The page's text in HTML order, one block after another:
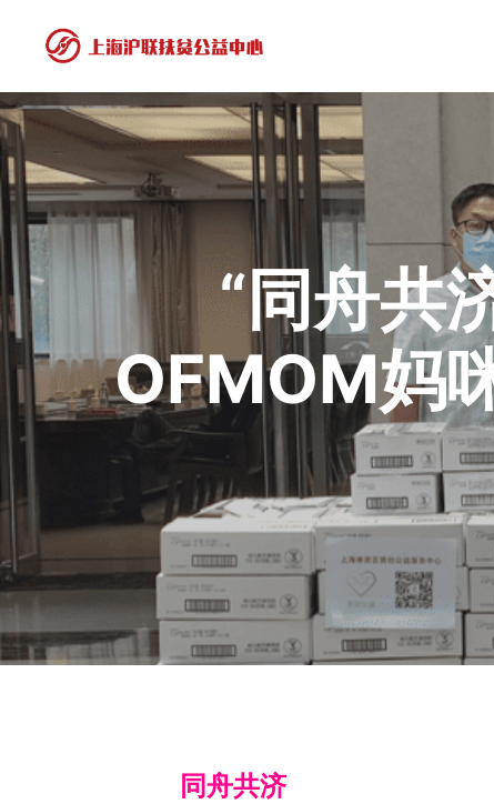
“同舟共
OFMOM妈
同舟共济